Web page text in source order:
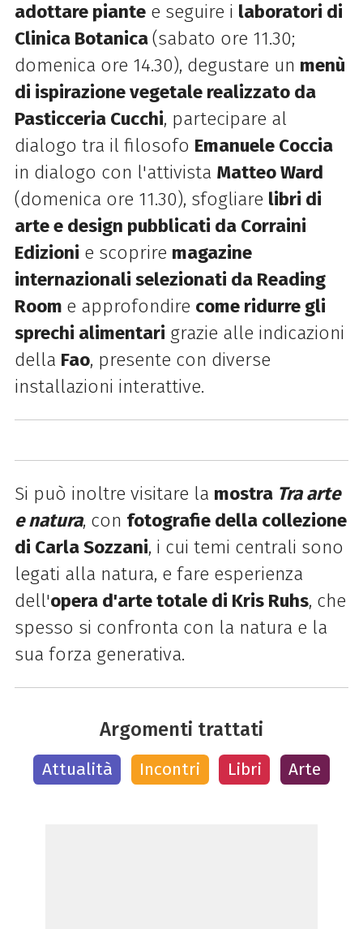
adottare piantee seguire i laboratori di
Clinica Botanica(sabato ore 11.30;
domenica ore 14.30), degustare un menù
di ispirazione vegetale realizzato da
Pasticceria Cucchi, partecipare al
dialogo tra il filosofo Emanuele Coccia
in dialogo con l'attivista Matteo Ward
(domenica ore 11.30), sfogliare libri di
arte e design pubblicati da Corraini
Edizioni e scoprire magazine
internazionali selezionati da Reading
Room e approfondire come ridurre gli
sprechi alimentari grazie alle indicazioni
della Fao, presente con diverse
installazioni interattive.
Si può inoltre visitare la mostra Tra arte
e natura, con fotografie della collezione
di Carla Sozzani, i cui temi centrali sono
legati alla natura, e fare esperienza
dell'opera d'arte totale di Kris Ruhs, che
spesso si confronta con la natura e la
sua forza generativa.
Argomenti trattati
Attualità Incontri Libri Arte